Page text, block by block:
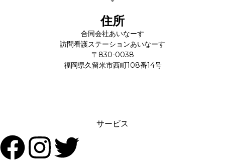
住所
合同会社あいなーす
訪問看護ステーションあいなーす
〒830-0038
福岡県久留米市西町108番14号
サービス